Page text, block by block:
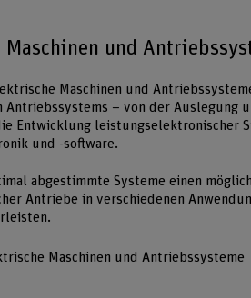
Maschinen und
Maschinen und
Antriebssystems – von der Auslegung
Entwicklung leistungselektronischer
und -software.
abgestimmte Systeme einen
Antriebe in verschiedenen
Maschinen und Antriebssysteme